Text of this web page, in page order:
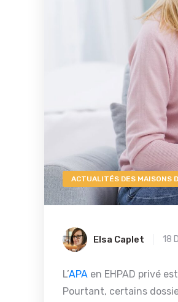
ACTUALITÉS DES MAISONS
Elsa Caplet 18
L’APA en EHPAD privé
Pourtant, certains